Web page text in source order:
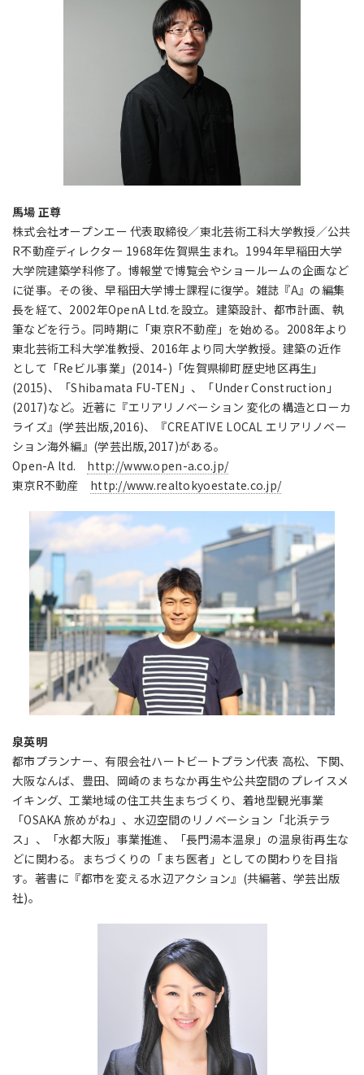
馬場 正尊
株式会社オープンエー 代表取締役／東北芸術工科大学教授／公共
R不動産ディレクター 1968年佐賀県生まれ。1994年早稲田大学
大学院建築学科修了。博報堂で博覧会やショールームの企画など
に従事。その後、早稲田大学博士課程に復学。雑誌『A』の編集
長を経て、2002年OpenA Ltd.を設立。建築設計、都市計画、執
筆などを行う。同時期に「東京R不動産」を始める。2008年より
東北芸術工科大学准教授、2016年より同大学教授。建築の近作
として「Reビル事業」(2014-)「佐賀県柳町歴史地区再生」
(2015)、「Shibamata FU-TEN」、「Under Construction」
(2017)など。近著に『エリアリノベーション 変化の構造とローカ
ライズ』(学芸出版,2016)、『CREATIVE LOCAL エリアリノベー
ション海外編』(学芸出版,2017)がある。
Open-A ltd. http://www.open-a.co.jp/
東京R不動産 http://www.realtokyoestate.co.jp/
泉英明
都市プランナー、有限会社ハートビートプラン代表 高松、下関、
大阪なんば、豊田、岡崎のまちなか再生や公共空間のプレイスメ
イキング、工業地域の住工共生まちづくり、着地型観光事業
「OSAKA 旅めがね」、水辺空間のリノベーション「北浜テラ
ス」、「水都大阪」事業推進、「長門湯本温泉」の温泉街再生な
どに関わる。まちづくりの「まち医者」としての関わりを目指
す。著書に『都市を変える水辺アクション』(共編著、学芸出版
社)。